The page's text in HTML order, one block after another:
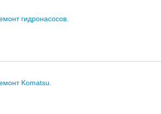
гидронасосов.
Komatsu.